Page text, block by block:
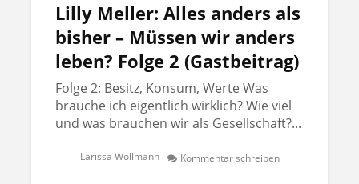
Lilly Meller: Alles anders als
bisher – Müssen wir anders
leben? Folge 2 (Gastbeitrag)
Folge 2: Besitz, Konsum, Werte Was
brauche ich eigentlich wirklich? Wie viel
und was brauchen wir als Gesellschaft?...
Larissa Wollmann Kommentar schreiben